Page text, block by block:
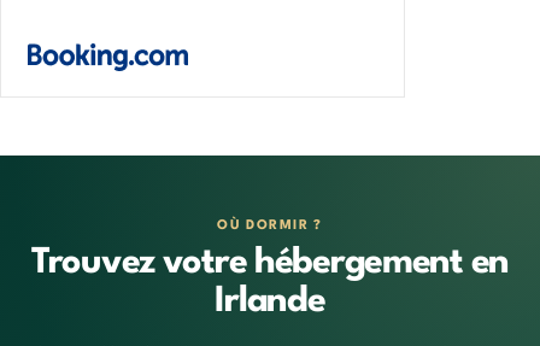
OÙ DORMIR ?
Trouvez votre hébergement en
Irlande